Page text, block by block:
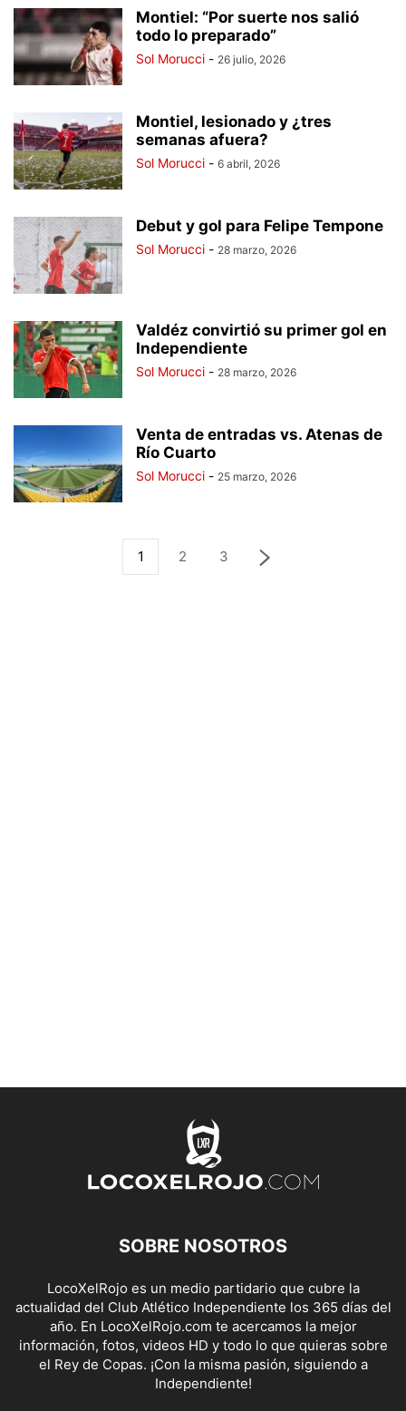
Montiel: “Por suerte nos salió
todo lo preparado”
Sol Morucci - 26 julio, 2026
Montiel, lesionado y ¿tres
semanas afuera?
Sol Morucci - 6 abril, 2026
Debut y gol para Felipe Tempone
Sol Morucci - 28 marzo, 2026
Valdéz convirtió su primer gol en
Independiente
Sol Morucci - 28 marzo, 2026
Venta de entradas vs. Atenas de
Río Cuarto
Sol Morucci - 25 marzo, 2026
1 2 3
SOBRE NOSOTROS
LocoXelRojo es un medio partidario que cubre la
actualidad del Club Atlético Independiente los 365 días del
año. En LocoXelRojo.com te acercamos la mejor
información, fotos, videos HD y todo lo que quieras sobre
el Rey de Copas. ¡Con la misma pasión, siguiendo a
Independiente!